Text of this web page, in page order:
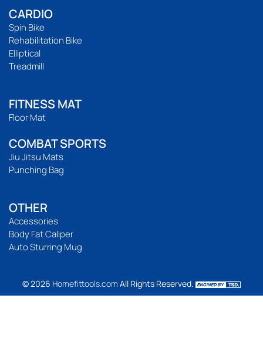
CARDIO
Spin Bike
Rehabilitation Bike
Elliptical
Treadmill
FITNESS MAT
Floor Mat
COMBAT SPORTS
Jiu Jitsu Mats
Punching Bag
OTHER
Accessories
Body Fat Caliper
Auto Sturring Mug
© 2026 Homefittools.com All Rights Reserved.